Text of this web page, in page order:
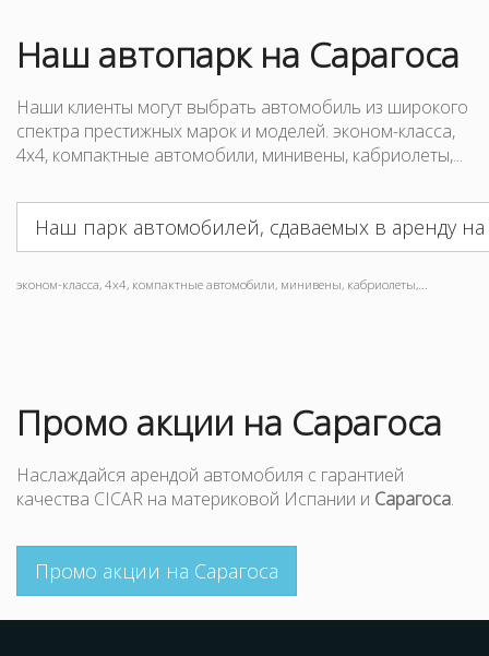
Наш автопаркна Сарагоса
Наши клиенты могут выбрать автомобиль из широкого
спектра престижных марок и моделей. эконом-класса,
4x4, компактные автомобили, минивены, кабриолеты,...
Наш парк автомобилей, сдаваемых в аренду на
эконом-класса, 4x4, компактные автомобили, минивены, кабриолеты,...
Промо акции на Сарагоса
Наслаждайся арендой автомобиля с гарантией
качества CICAR на материковой Испании и Сарагоса.
Промо акции на Сарагоса